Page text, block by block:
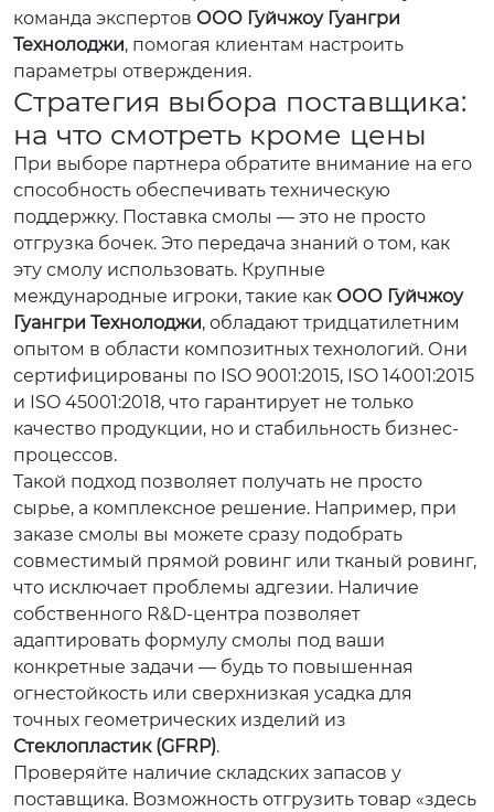
команда экспертов ООО Гуйчжоу Гуангри
Технолоджи, помогая клиентам настроить
параметры отверждения.
Стратегия выбора поставщика:
на что смотреть кроме цены
При выборе партнера обратите внимание на его
способность обеспечивать техническую
поддержку. Поставка смолы — это не просто
отгрузка бочек. Это передача знаний о том, как
эту смолу использовать. Крупные
международные игроки, такие как ООО Гуйчжоу
Гуангри Технолоджи, обладают тридцатилетним
опытом в области композитных технологий. Они
сертифицированы по ISO 9001:2015, ISO 14001:2015
и ISO 45001:2018, что гарантирует не только
качество продукции, но и стабильность бизнес-
процессов.
Такой подход позволяет получать не просто
сырье, а комплексное решение. Например, при
заказе смолы вы можете сразу подобрать
совместимый прямой ровинг или тканый ровинг,
что исключает проблемы адгезии. Наличие
собственного R&D-центра позволяет
адаптировать формулу смолы под ваши
конкретные задачи — будь то повышенная
огнестойкость или сверхнизкая усадка для
точных геометрических изделий из
Стеклопластик (GFRP).
Проверяйте наличие складских запасов у
поставщика. Возможность отгрузить товар «здесь